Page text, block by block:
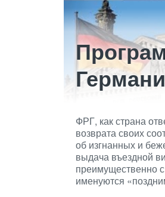
ФРГ, как страна
возврата своих
об изгнанных и
выдача въездной
преимущественно
именуются